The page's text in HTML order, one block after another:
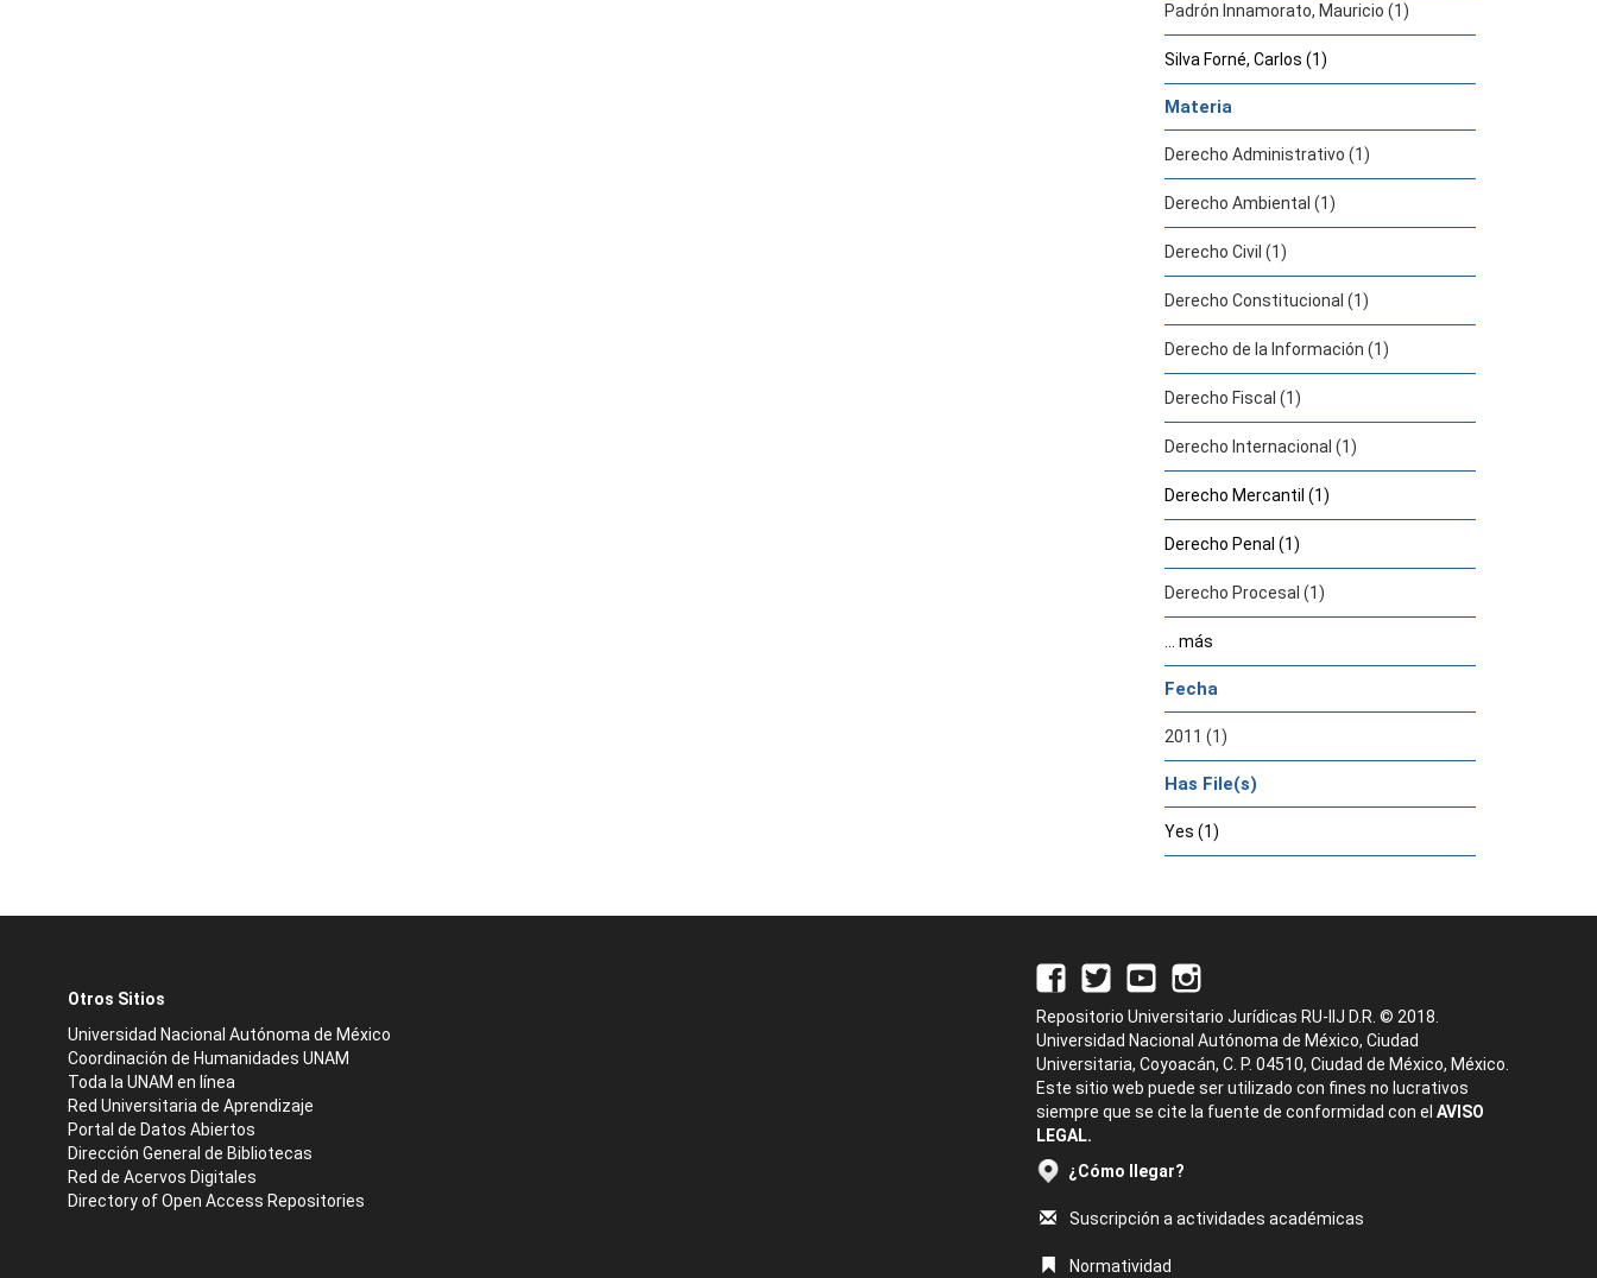
Padrón Innamorato, Mauricio (1)
Silva Forné, Carlos (1)
Materia
Derecho Administrativo (1)
Derecho Ambiental (1)
Derecho Civil (1)
Derecho Constitucional (1)
Derecho de la Información (1)
Derecho Fiscal (1)
Derecho Internacional (1)
Derecho Mercantil (1)
Derecho Penal (1)
Derecho Procesal (1)
... más
Fecha
2011 (1)
Has File(s)
Yes (1)
Otros Sitios
Universidad Nacional Autónoma de México
Coordinación de Humanidades UNAM
Toda la UNAM en línea
Red Universitaria de Aprendizaje
Portal de Datos Abiertos
Dirección General de Bibliotecas
Red de Acervos Digitales
Directory of Open Access Repositories
Repositorio Universitario Jurídicas RU-IIJ D.R. © 2018.
Universidad Nacional Autónoma de México, Ciudad
Universitaria, Coyoacán, C. P. 04510, Ciudad de México, México.
Este sitio web puede ser utilizado con fines no lucrativos
siempre que se cite la fuente de conformidad con el AVISO
LEGAL.
¿Cómo llegar?
Suscripción a actividades académicas
Normatividad